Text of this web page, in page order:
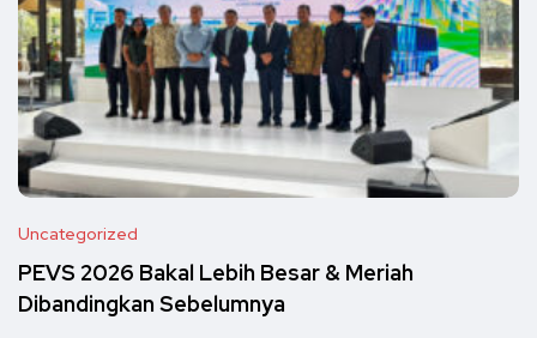
Uncategorized
PEVS 2026 Bakal Lebih Besar & Meriah
Dibandingkan Sebelumnya